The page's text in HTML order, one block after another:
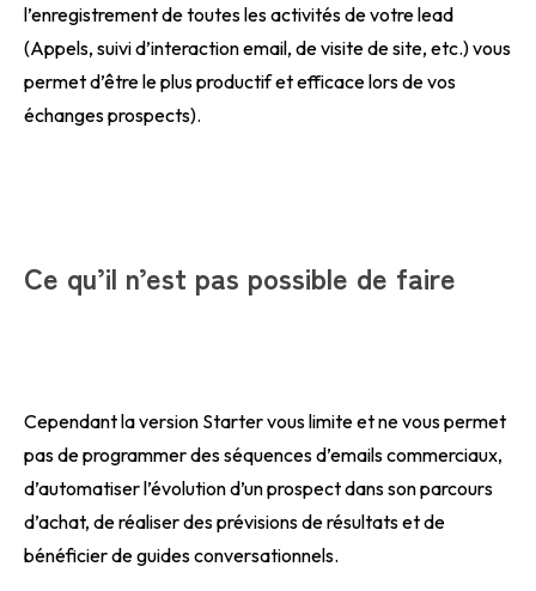
l’enregistrement de toutes les activités de votre lead
(Appels, suivi d’interaction email, de visite de site, etc.) vous
permet d’être le plus productif et efficace lors de vos
échanges prospects).
Ce qu’il n’est pas possible de faire
Cependant la version Starter vous limite et ne vous permet
pas de programmer des séquences d’emails commerciaux,
d’automatiser l’évolution d’un prospect dans son parcours
d’achat, de réaliser des prévisions de résultats et de
bénéficier de guides conversationnels.